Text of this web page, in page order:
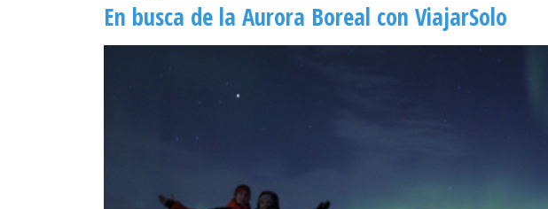
En busca de la Aurora Boreal con ViajarSolo